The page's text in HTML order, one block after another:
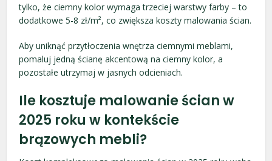
tylko, że ciemny kolor wymaga trzeciej warstwy farby – to
dodatkowe 5-8 zł/m², co zwiększa koszty malowania ścian.
Aby uniknąć przytłoczenia wnętrza ciemnymi meblami,
pomaluj jedną ścianę akcentową na ciemny kolor, a
pozostałe utrzymaj w jasnych odcieniach.
Ile kosztuje malowanie ścian w
2025 roku w kontekście
brązowych mebli?